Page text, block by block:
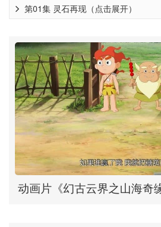
第01集 灵石再现（点击展开）
动画片《幻古云界之山海奇